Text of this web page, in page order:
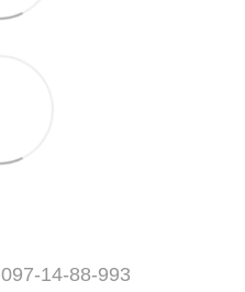
097-14-88-993